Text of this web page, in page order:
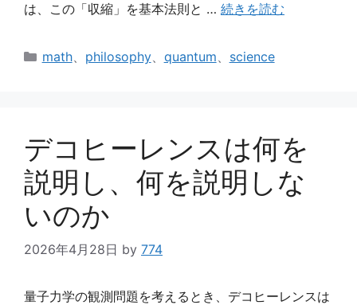
は、この「収縮」を基本法則と … 続きを読む
カ
math、 philosophy、 quantum、 science
デコヒーレンスは何を
説明し、何を説明しな
いのか
2026年4月28日 by 774
量子力学の観測問題を考えるとき、デコヒーレンスは